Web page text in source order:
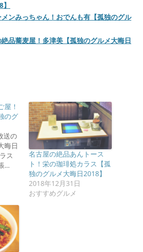
ンみっちゃん！おでんも有【孤独のグル
品蕎麦屋！多津美【孤独のグルメ大晦日
屋！
のグ
送の
晦日
ス
…
名古屋の絶品あんトース
ト！栄の珈琲処カラス【孤
独のグルメ大晦日2018】
2018年12月31日
おすすめグルメ